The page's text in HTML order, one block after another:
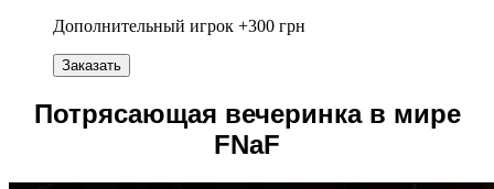
Дополнительный игрок +300 грн
Заказать
Потрясающая вечеринка в мире
FNaF